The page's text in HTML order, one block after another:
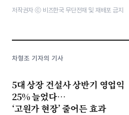
저작권자 ⓒ 비즈한국 무단전재 및 재배포 금지
차형조 기자의 기사
5대 상장 건설사 상반기 영업익
25% 늘었다…
‘고원가 현장’ 줄어든 효과